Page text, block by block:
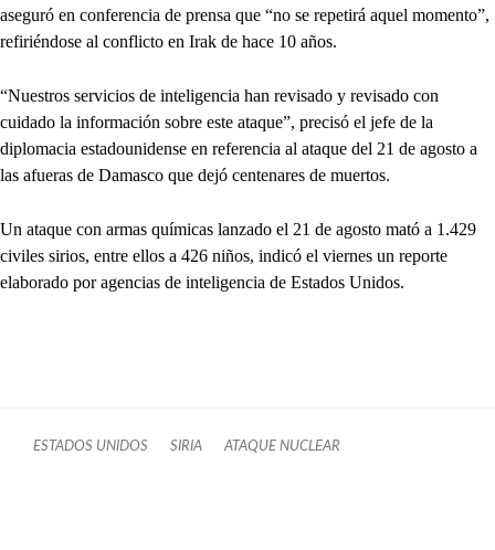
aseguró en conferencia de prensa que “no se repetirá aquel momento”,
refiriéndose al conflicto en Irak de hace 10 años.
“Nuestros servicios de inteligencia han revisado y revisado con
cuidado la información sobre este ataque”, precisó el jefe de la
diplomacia estadounidense en referencia al ataque del 21 de agosto a
las afueras de Damasco que dejó centenares de muertos.
Un ataque con armas químicas lanzado el 21 de agosto mató a 1.429
civiles sirios, entre ellos a 426 niños, indicó el viernes un reporte
elaborado por agencias de inteligencia de Estados Unidos.
ESTADOS UNIDOS SIRIA ATAQUE NUCLEAR